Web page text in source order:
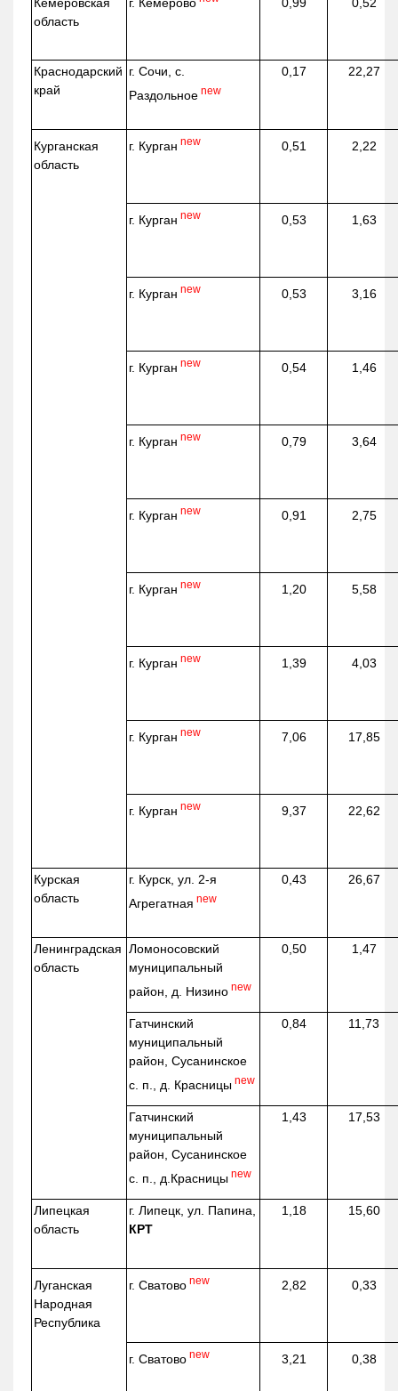
область
Краснодарский
край
г. Сочи, с.
Раздольное new
0,17 22,27
Курганская
область
г. Курган new 0,51 2,22
г. Курган new 0,53 1,63
г. Курган new 0,53 3,16
г. Курган new 0,54 1,46
г. Курган new 0,79 3,64
г. Курган new 0,91 2,75
г. Курган new 1,20 5,58
г. Курган new 1,39 4,03
г. Курган new 7,06 17,85
г. Курган new 9,37 22,62
Курская
область
г. Курск, ул. 2-я
Агрегатная new
0,43 26,67
Ленинградская
область
Ломоносовский
муниципальный
район, д. Низино new
0,50 1,47
Гатчинский
муниципальный
район, Сусанинское
с. п., д. Красницы new
0,84 11,73
Гатчинский
муниципальный
район, Сусанинское
с. п., д.Красницы new
1,43 17,53
Липецкая
область
г. Липецк, ул. Папина,
КРТ
1,18 15,60
Луганская
Народная
Республика
г. Сватово new 2,82 0,33
г. Сватово new 3,21 0,38